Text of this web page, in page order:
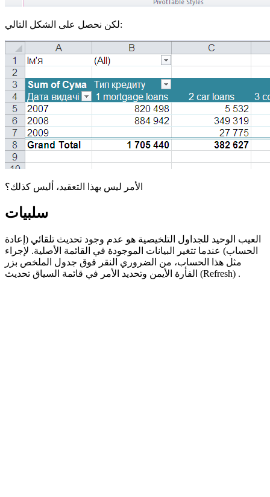
لكن نحصل على الشكل التالي:
الأمر ليس بهذا التعقيد، أليس كذلك؟
سلبيات
العيب الوحيد للجداول التلخيصية هو عدم وجود تحديث تلقائي (إعادة
الحساب) عندما تتغير البيانات الموجودة في القائمة الأصلية. لإجراء
مثل هذا الحساب، من الضروري النقر فوق جدول الملخص بزر
الفأرة الأيمن وتحديد الأمر في قائمة السياق (Refresh) .